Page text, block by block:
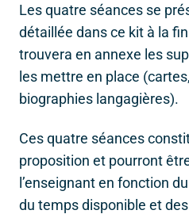
Les quatre séances se
détaillée dans ce kit à la
trouvera en annexe les
les mettre en place
biographies langagières).
Ces quatre séances
proposition et pourront
l’enseignant en fonction
du temps disponible et